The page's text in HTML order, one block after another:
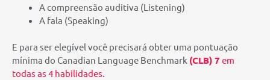
A compreensão auditiva (Listening)
A fala (Speaking)
E para ser elegível você precisará obter uma pontuação
mínima do Canadian Language Benchmark (CLB) 7 em
todas as 4 habilidades.